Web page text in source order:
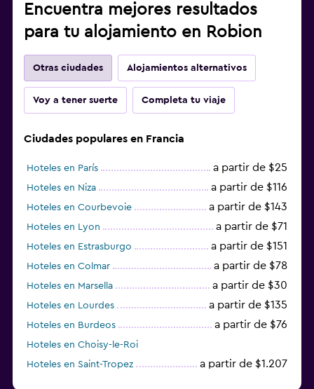
Encuentra mejores resultados
para tu alojamiento en Robion
Otras ciudades Alojamientos alternativos
Voy a tener suerte Completa tu viaje
Ciudades populares en Francia
Hoteles en París a partir de $25
Hoteles en Niza a partir de $116
Hoteles en Courbevoie a partir de $143
Hoteles en Lyon a partir de $71
Hoteles en Estrasburgo a partir de $151
Hoteles en Colmar a partir de $78
Hoteles en Marsella a partir de $30
Hoteles en Lourdes a partir de $135
Hoteles en Burdeos a partir de $76
Hoteles en Choisy-le-Roi
Hoteles en Saint-Tropez
a partir de $1.207